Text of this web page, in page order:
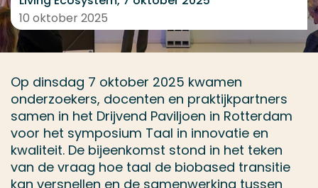
10 oktober 2025
Op dinsdag 7 oktober 2025 kwamen
onderzoekers, docenten en praktijkpartners
samen in het Drijvend Paviljoen in Rotterdam
voor het symposium Taal in innovatie en
kwaliteit. De bijeenkomst stond in het teken
van de vraag hoe taal de biobased transitie
kan versnellen en de samenwerking tussen